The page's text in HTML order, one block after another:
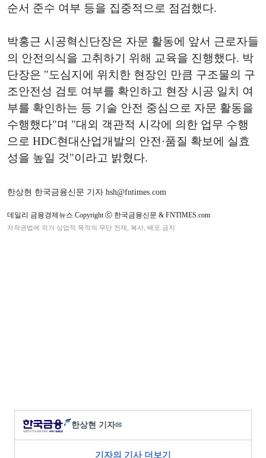
순서 준수 여부 등을 집중적으로 점검했다.
박홍근 시공혁신단장은 자문 활동에 앞서 근로자들
의 안전의식을 고취하기 위해 교육을 진행했다. 박
단장은 "도심지에 위치한 현장인 만큼 구조물의 구
조안전성 검토 여부를 확인하고 현장 시공 일치 여
부를 확인하는 등 기술 안전 중심으로 자문 활동을
수행했다"며 "대외 객관적 시각에 의한 업무 수행
으로 HDC현대산업개발의 안전·품질 확보에 실효
성을 높일 것"이라고 밝혔다.
한상현 한국금융신문 기자 hsh@fntimes.com
데일리 금융경제뉴스 Copyright ⓒ 한국금융신문 & FNTIMES.com
저작권법에 의거 상업적 목적의 무단 전재, 복사, 배포 금지
한상현 기자✉
기자의 기사 더보기